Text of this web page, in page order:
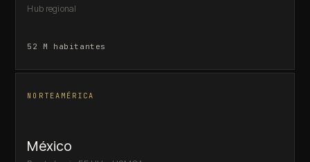
Hub regional
52 M habitantes
NORTEAMÉRICA
México